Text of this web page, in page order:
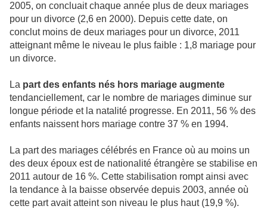
2005, on concluait chaque année plus de deux mariages
pour un divorce (2,6 en 2000). Depuis cette date, on
conclut moins de deux mariages pour un divorce, 2011
atteignant même le niveau le plus faible : 1,8 mariage pour
un divorce.
La part des enfants nés hors mariage augmente
tendanciellement, car le nombre de mariages diminue sur
longue période et la natalité progresse. En 2011, 56 % des
enfants naissent hors mariage contre 37 % en 1994.
La part des mariages célébrés en France où au moins un
des deux époux est de nationalité étrangère se stabilise en
2011 autour de 16 %. Cette stabilisation rompt ainsi avec
la tendance à la baisse observée depuis 2003, année où
cette part avait atteint son niveau le plus haut (19,9 %).